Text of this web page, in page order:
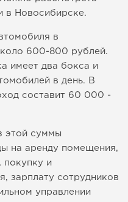
в Новосибирске.
в
600-800 рублей.
имеет два бокса и
в день. В
составит 60 000 -
этой суммы
на аренду помещения,
покупку и
зарплату сотрудников
управлении